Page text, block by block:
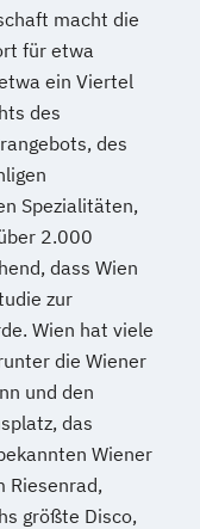
macht die
für etwa
ein Viertel
des
des
Spezialitäten,
2.000
dass Wien
zur
Wien hat viele
die Wiener
und den
das
Wiener
Riesenrad,
größte Disco,